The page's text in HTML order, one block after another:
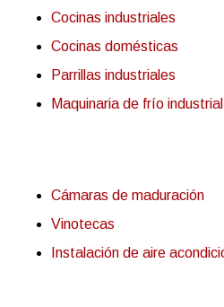
Cocinas industriales
Cocinas domésticas
Parrillas industriales
Maquinaria de frío industrial
Cámaras de maduración
Vinotecas
Instalación de aire